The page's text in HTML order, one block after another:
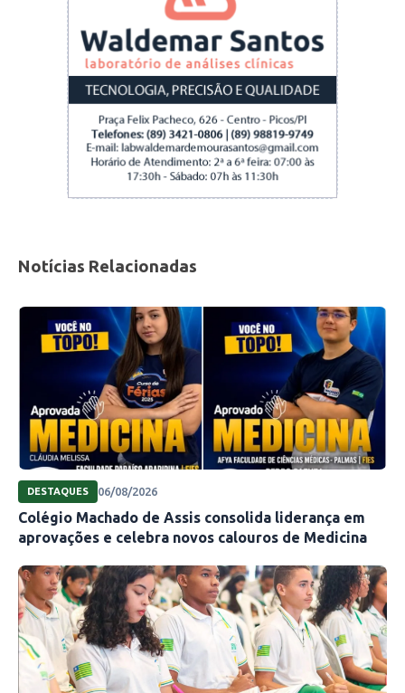
Notícias Relacionadas
DESTAQUES 06/08/2026
Colégio Machado de Assis consolida liderança em
aprovações e celebra novos calouros de Medicina